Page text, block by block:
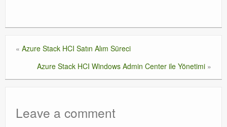
« Azure Stack HCI Satın Alım Süreci
Azure Stack HCI Windows Admin Center ile Yönetimi »
Leave a comment